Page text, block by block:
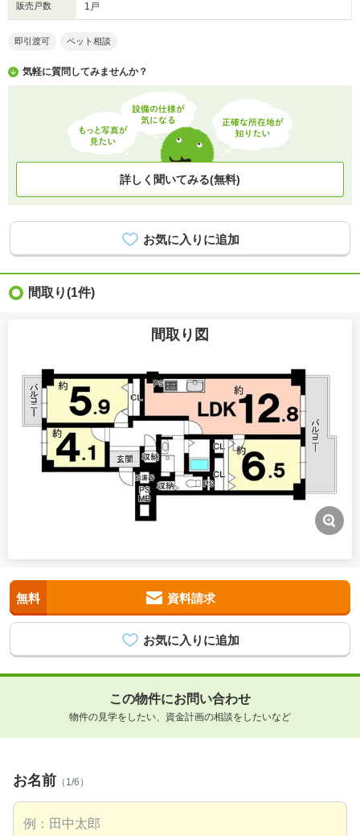
販売戸数 1戸
即引渡可 ペット相談
気軽に質問してみませんか？
詳しく聞いてみる(無料)
間取り(1件)
間取り図
無料 資料請求
この物件にお問い合わせ
物件の見学をしたい、資金計画の相談をしたいなど
お名前 （1/6）